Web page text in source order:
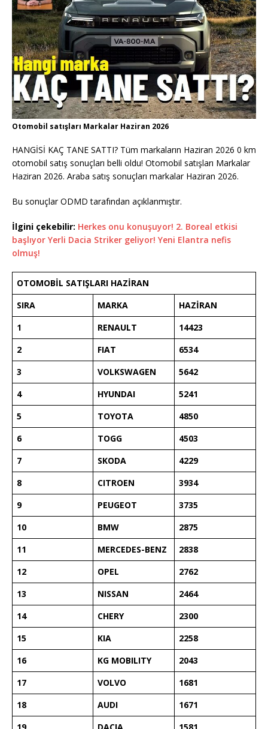
Otomobil satışları Markalar Haziran 2026
HANGİSİ KAÇ TANE SATTI? Tüm markaların Haziran 2026 0 km
otomobil satış sonuçları belli oldu! Otomobil satışları Markalar
Haziran 2026. Araba satış sonuçları markalar Haziran 2026.
Bu sonuçlar ODMD tarafından açıklanmıştır.
İlgini çekebilir: Herkes onu konuşuyor! 2. Boreal etkisi
başlıyor Yerli Dacia Striker geliyor! Yeni Elantra nefis
olmuş!
OTOMOBİL SATIŞLARI HAZİRAN
SIRA
MARKA
HAZİRAN
1
RENAULT
14423
2
FIAT
6534
3
VOLKSWAGEN
5642
4
HYUNDAI
5241
5
TOYOTA
4850
6
TOGG
4503
7
SKODA
4229
8
CITROEN
3934
9
PEUGEOT
3735
10
BMW
2875
11
MERCEDES-BENZ
2838
12
OPEL
2762
13
NISSAN
2464
14
CHERY
2300
15
KIA
2258
16
KG MOBILITY
2043
17
VOLVO
1681
18
AUDI
1671
19
DACIA 1581